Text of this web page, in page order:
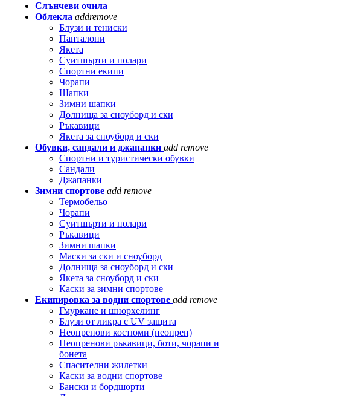
Слънчеви очила
Облекла addremove
Блузи и тениски
Панталони
Якета
Суитшърти и полари
Спортни екипи
Чорапи
Шапки
Зимни шапки
Долнища за сноуборд и ски
Ръкавици
Якета за сноуборд и ски
Обувки, сандали и джапанки add remove
Спортни и туристически обувки
Сандали
Джапанки
Зимни спортове add remove
Термобельо
Чорапи
Суитшърти и полари
Ръкавици
Зимни шапки
Маски за ски и сноуборд
Долнища за сноуборд и ски
Якета за сноуборд и ски
Каски за зимни спортове
Екипировка за водни спортове add remove
Гмуркане и шнорхелинг
Блузи от ликра с UV защита
Неопренови костюми (неопрен)
Неопренови ръкавици, боти, чорапи и
бонета
Спасителни жилетки
Каски за водни спортове
Бански и бордшорти